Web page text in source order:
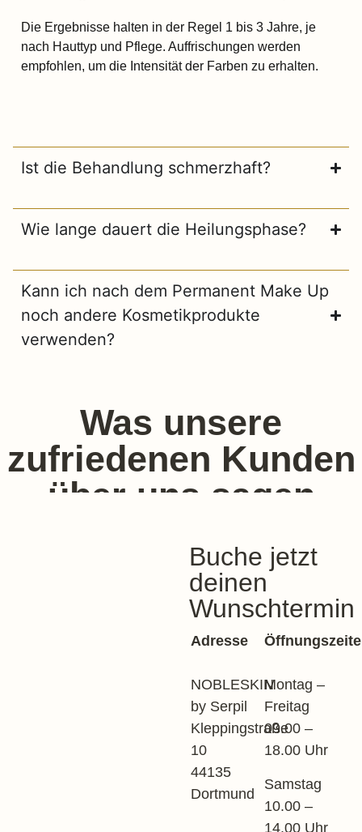
Die Ergebnisse halten in der Regel 1 bis 3 Jahre, je
nach Hauttyp und Pflege. Auffrischungen werden
empfohlen, um die Intensität der Farben zu erhalten.
Ist die Behandlung schmerzhaft?
Wie lange dauert die Heilungsphase?
Kann ich nach dem Permanent Make Up
noch andere Kosmetikprodukte
verwenden?
Was unsere
zufriedenen Kunden
über uns sagen
Buche jetzt
deinen
Wunschtermin
Adresse
NOBLESKIN
by Serpil
Kleppingstraße
10
44135
Dortmund
Montag –
Freitag
09.00 –
18.00 Uhr
Samstag
10.00 –
14.00 Uhr